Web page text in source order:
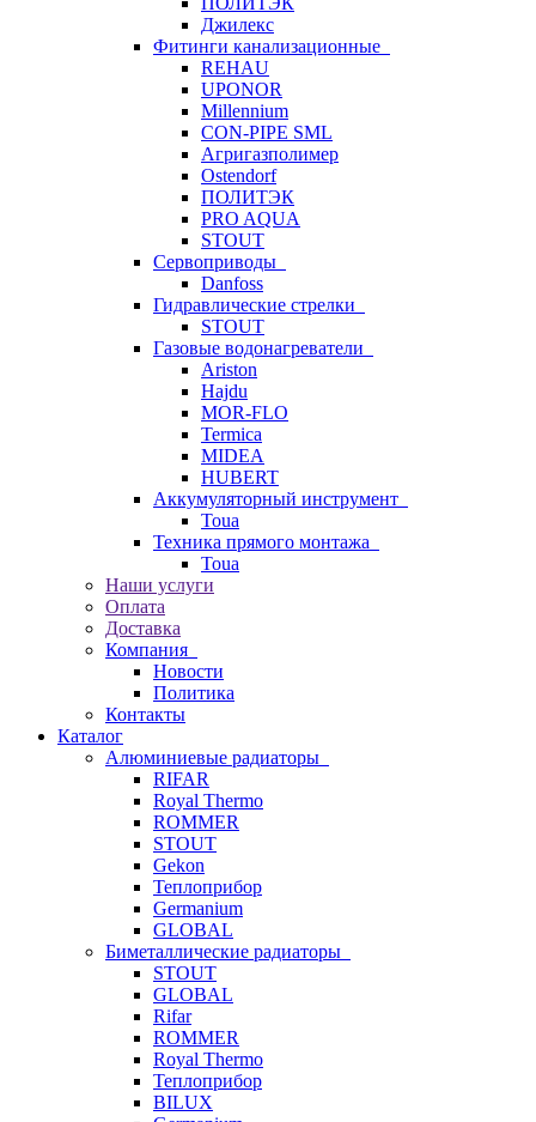
Джилекс
Фитинги канализационные
REHAU
UPONOR
Millennium
CON-PIPE SML
Агригазполимер
Ostendorf
ПОЛИТЭК
PRO AQUA
STOUT
Сервоприводы
Danfoss
Гидравлические стрелки
STOUT
Газовые водонагреватели
Ariston
Hajdu
MOR-FLO
Termica
MIDEA
HUBERT
Аккумуляторный инструмент
Toua
Техника прямого монтажа
Toua
Наши услуги
Оплата
Доставка
Компания
Новости
Политика
Контакты
Каталог
Алюминиевые радиаторы
RIFAR
Royal Thermo
ROMMER
STOUT
Gekon
Теплоприбор
Germanium
GLOBAL
Биметаллические радиаторы
STOUT
GLOBAL
Rifar
ROMMER
Royal Thermo
Теплоприбор
BILUX